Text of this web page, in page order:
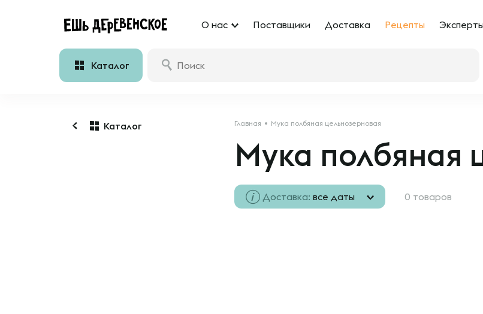
О нас Поставщики Доставка Рецепты
Каталог
Каталог Главная Мука полбяная цельнозерновая
Мука полбяная
Доставка: все даты 0 товаров